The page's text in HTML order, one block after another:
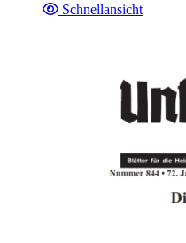
Schnellansicht